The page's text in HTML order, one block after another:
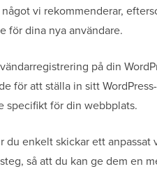
något vi rekommenderar,
för dina nya användare.
på din
för att ställa in sitt
specifikt för din webbplats.
du enkelt skickar ett
så att du kan ge dem en